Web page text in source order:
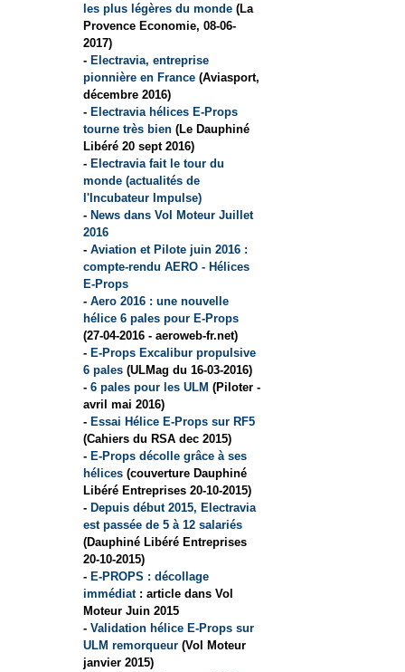
les plus légères du monde (La
Provence Economie, 08-06-
2017)
- Electravia, entreprise
pionnière en France (Aviasport,
décembre 2016)
- Electravia hélices E-Props
tourne très bien(Le Dauphiné
Libéré 20 sept 2016)
- Electravia fait le tour du
monde (actualités de
l'Incubateur Impulse)
- News dans Vol Moteur Juillet
2016
-Aviation et Pilote juin 2016 :
compte-rendu AERO - Hélices
E-Props
-Aero 2016 : une nouvelle
hélice 6 pales pour E-Props
(27-04-2016 - aeroweb-fr.net)
- E-Props Excalibur propulsive
6 pales(ULMag du 16-03-2016)
-6 pales pour les ULM (Piloter -
avril mai 2016)
- Essai Hélice E-Props sur RF5
(Cahiers du RSA dec 2015)
- E-Props décolle grâce à ses
hélices (couverture Dauphiné
Libéré Entreprises 20-10-2015)
- Depuis début 2015, Electravia
est passée de 5 à 12 salariés
(Dauphiné Libéré Entreprises
20-10-2015)
- E-PROPS : décollage
immédiat: article dans Vol
Moteur Juin 2015
-Validation hélice E-Props sur
ULM remorqueur (Vol Moteur
janvier 2015)